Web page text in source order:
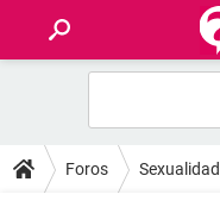
FORUMS
Foros Sexualidad